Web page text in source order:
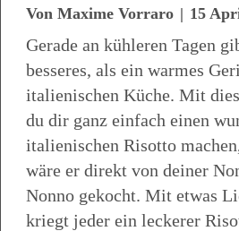
Von Maxime Vorraro | 15
Gerade an kühleren Tagen
besseres, als ein warmes
italienischen Küche. Mit
du dir ganz einfach einen
italienischen Risotto
wäre er direkt von deiner
Nonno gekocht. Mit etwas
kriegt jeder ein leckerer